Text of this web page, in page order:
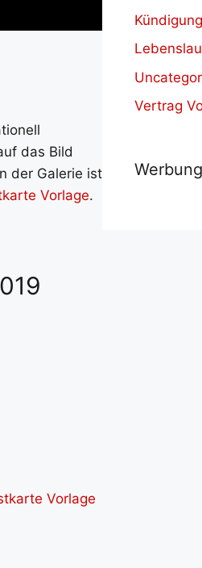
das Bild
der Galerie ist
Vorlage.
Vertrag
Werbung